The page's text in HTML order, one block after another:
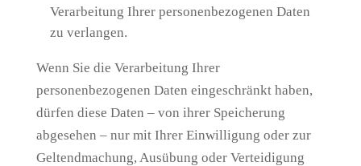
Verarbeitung Ihrer personenbezogenen Daten
zu verlangen.
Wenn Sie die Verarbeitung Ihrer
personenbezogenen Daten eingeschränkt haben,
dürfen diese Daten – von ihrer Speicherung
abgesehen – nur mit Ihrer Einwilligung oder zur
Geltendmachung, Ausübung oder Verteidigung